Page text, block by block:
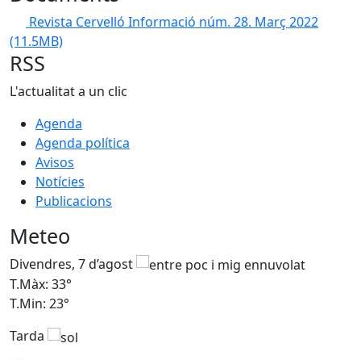
Revista Cervelló Informació núm. 28. Març 2022
(11.5MB)
RSS
L'actualitat a un clic
Agenda
Agenda política
Avisos
Notícies
Publicacions
Meteo
Divendres, 7 d’agost
T.Màx: 33°
T.Min: 23°
Tarda